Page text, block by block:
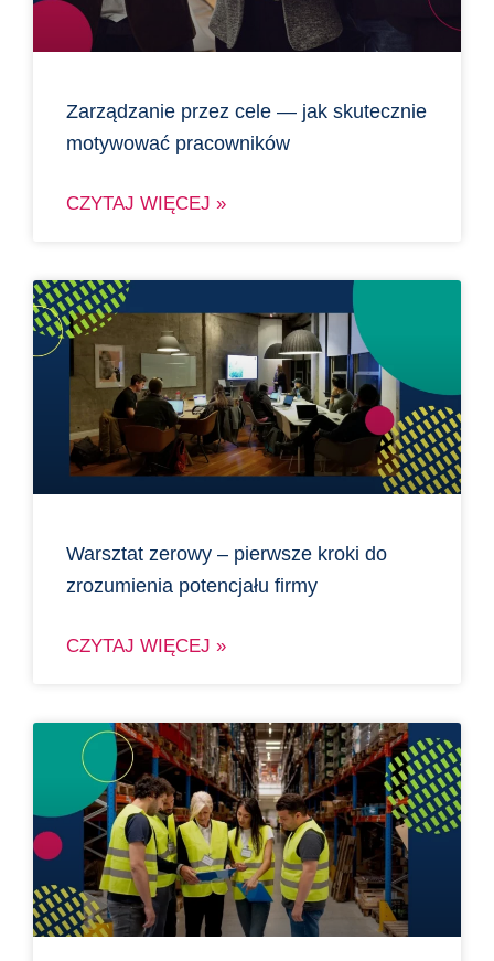
Zarządzanie przez cele — jak skutecznie
motywować pracowników
CZYTAJ WIĘCEJ »
Warsztat zerowy – pierwsze kroki do
zrozumienia potencjału firmy
CZYTAJ WIĘCEJ »